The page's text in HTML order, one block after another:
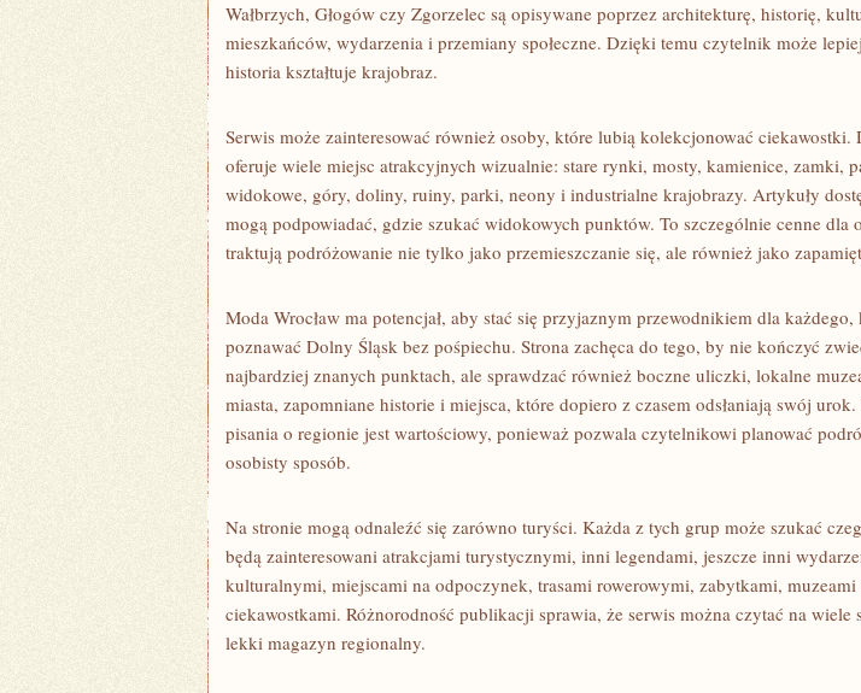
Wałbrzych, Głogów czy Zgorzelec są opisywane poprzez architekturę, historię,
mieszkańców, wydarzenia i przemiany społeczne. Dzięki temu czytelnik może
historia kształtuje krajobraz.
Serwis może zainteresować również osoby, które lubią kolekcjonować ciekawostki.
oferuje wiele miejsc atrakcyjnych wizualnie: stare rynki, mosty, kamienice, zamki,
widokowe, góry, doliny, ruiny, parki, neony i industrialne krajobrazy. Artykuły
mogą podpowiadać, gdzie szukać widokowych punktów. To szczególnie cenne dla
traktują podróżowanie nie tylko jako przemieszczanie się, ale również jako
Moda Wrocław ma potencjał, aby stać się przyjaznym przewodnikiem dla każdego,
poznawać Dolny Śląsk bez pośpiechu. Strona zachęca do tego, by nie kończyć
najbardziej znanych punktach, ale sprawdzać również boczne uliczki, lokalne
miasta, zapomniane historie i miejsca, które dopiero z czasem odsłaniają swój urok.
pisania o regionie jest wartościowy, ponieważ pozwala czytelnikowi planować
osobisty sposób.
Na stronie mogą odnaleźć się zarówno turyści. Każda z tych grup może szukać
będą zainteresowani atrakcjami turystycznymi, inni legendami, jeszcze inni
kulturalnymi, miejscami na odpoczynek, trasami rowerowymi, zabytkami,
ciekawostkami. Różnorodność publikacji sprawia, że serwis można czytać na wiele
lekki magazyn regionalny.